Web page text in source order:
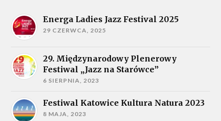
Energa Ladies Jazz Festival 2025
29 CZERWCA, 2025
29. Międzynarodowy Plenerowy
Festiwal „Jazz na Starówce”
6 SIERPNIA, 2023
Festiwal Katowice Kultura Natura 2023
8 MAJA, 2023